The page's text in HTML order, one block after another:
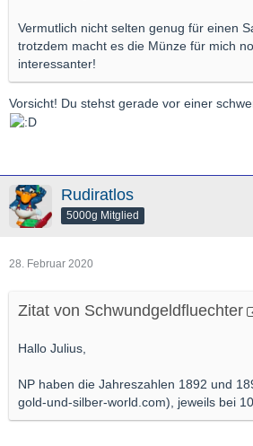
Vermutlich nicht selten genug für einen
trotzdem macht es die Münze für mich
interessanter!
Vorsicht! Du stehst gerade vor einer
Rudiratlos
5000g Mitglied
28. Februar 2020
Zitat von Schwundgeldfluechter
Hallo Julius,
NP haben die Jahreszahlen 1892 und
gold-und-silber-world.com), jeweils bei